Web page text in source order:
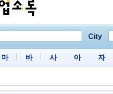
City
마 바 사 아 자